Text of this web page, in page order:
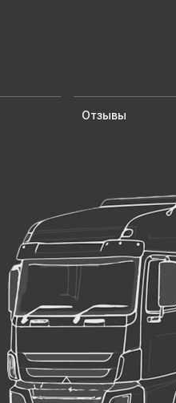
Отзывы